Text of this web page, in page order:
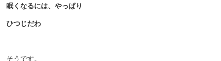
眠くなるには、やっぱり
ひつじだわ
そうです。